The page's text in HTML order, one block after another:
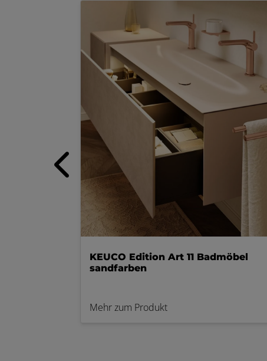
KEUCO Edition Art 11 Badmöbel
sandfarben
Mehr zum Produkt